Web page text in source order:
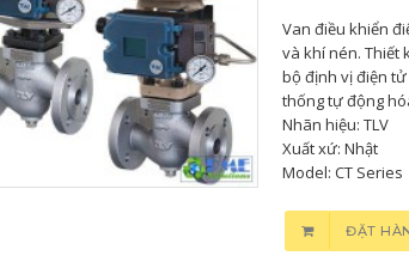
Van điều khiển
và khí nén. Thiết
bộ định vị điện
thống tự động
Nhãn hiệu: TLV
Xuất xứ: Nhật
Model: CT Series
ĐẶT
0
Bơm Thu Hồi Nước
Ngưng TLV...
Van Xả
BD800
0